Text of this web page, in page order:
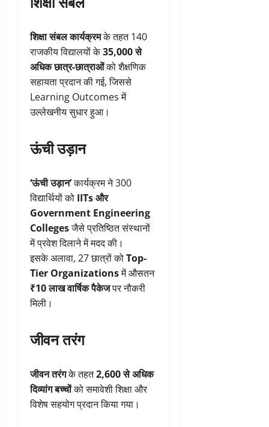
शिक्षा संबल कार्यक्रमके तहत 140
राजकीय विद्यालयों के35,000 से
अधिक छात्र-छात्राओंको शैक्षणिक
सहायता प्रदान की गई, जिससे
Learning Outcomes में
उल्लेखनीय सुधार हुआ।
ऊंची उड़ान
‘ऊंची उड़ान’कार्यक्रम ने 300
विद्यार्थियों को IITs और
Government Engineering
Collegesजैसे प्रतिष्ठित संस्थानों
में प्रवेश दिलाने में मदद की।
इसके अलावा, 27 छात्रों कोTop-
Tier Organizationsमें औसतन
₹10 लाख वार्षिक पैकेजपर नौकरी
मिली।
जीवन तरंग
जीवन तरंगके तहत2,600 से अधिक
दिव्यांग बच्चोंको समावेशी शिक्षा और
विशेष सहयोग प्रदान किया गया।